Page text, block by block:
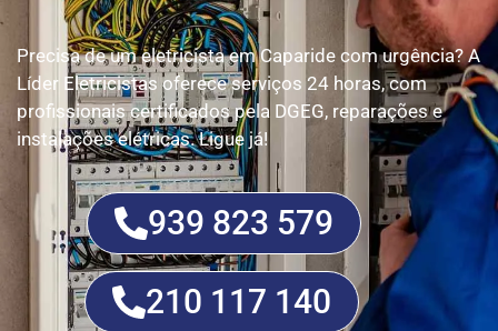
Precisa de um eletricista em Caparide com urgência? A
Líder Eletricistas oferece serviços 24 horas, com
profissionais certificados pela DGEG, reparações e
instalações elétricas. Ligue já!
939 823 579
210 117 140